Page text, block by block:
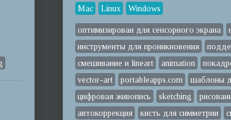
Mac Linux Windows
оптимизирован для сенсорного экрана
инструменты для проникновения
смешивание и lineart
animation
vector-art
portableapps.com шаблоны
цифровая живопись
sketching
автокоррекция
кисть для симметрии